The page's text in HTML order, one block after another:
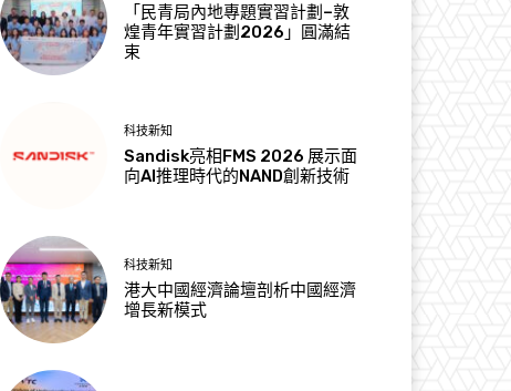
「民青局內地專題實習計劃–敦
煌青年實習計劃2026」圓滿結
束
科技新知
Sandisk亮相FMS 2026 展示面
向AI推理時代的NAND創新技術
科技新知
港大中國經濟論壇剖析中國經濟
增長新模式